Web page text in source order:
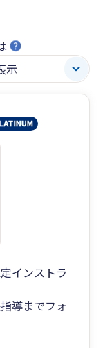
インストラ
導までフォ
も対応